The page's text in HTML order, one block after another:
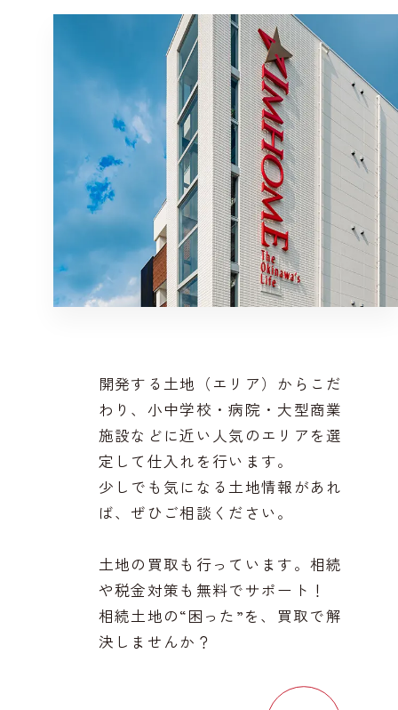
開発する土地（エリア）からこだ
わり、小中学校・病院・大型商業
施設などに近い人気のエリアを選
定して仕入れを行います。
少しでも気になる土地情報があれ
ば、ぜひご相談ください。
土地の買取も行っています。相続
や税金対策も無料でサポート！
相続土地の“困った”を、買取で解
決しませんか？